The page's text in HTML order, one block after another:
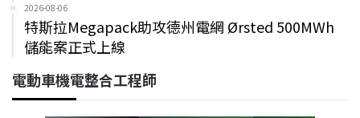
2026-08-06
特斯拉Megapack助攻德州電網 Ørsted 500MWh
儲能案正式上線
電動車機電整合工程師